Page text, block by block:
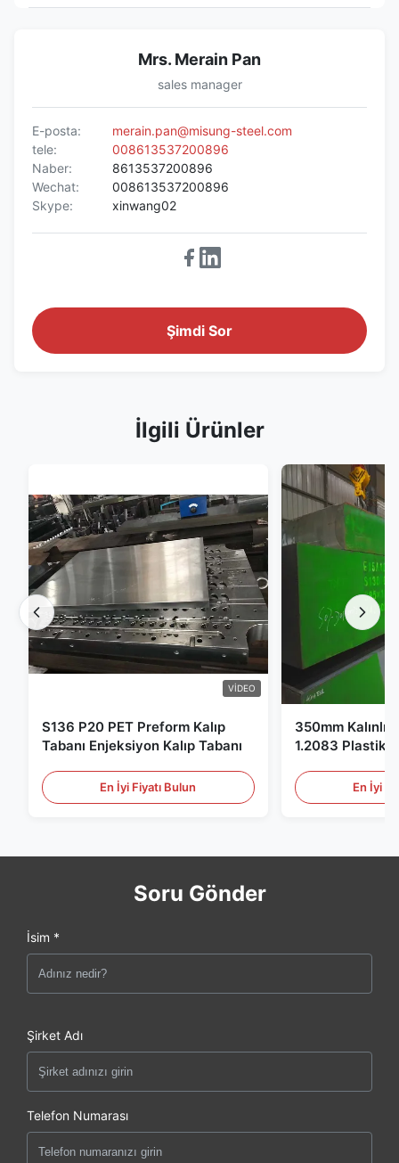
Mrs. Merain Pan
sales manager
E-posta:
merain.pan@misung-steel.com
tele:
008613537200896
Naber:
8613537200896
Wechat:
008613537200896
Skype:
xinwang02
Şimdi Sor
İlgili Ürünler
VIDEO
S136 P20 PET Preform Kalıp
Tabanı Enjeksiyon Kalıp Tabanı
En İyi Fiyatı Bulun
350mm
1.2083 Plastik
En İyi
Soru Gönder
İsim *
Şirket Adı
Telefon Numarası